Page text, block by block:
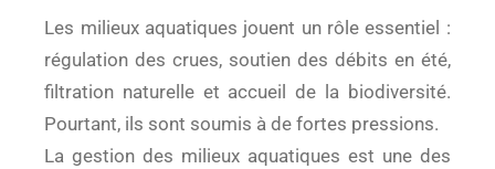
Les milieux aquatiques jouent un rôle essentiel :
régulation des crues, soutien des débits en été,
filtration naturelle et accueil de la biodiversité.
Pourtant, ils sont soumis à de fortes pressions.
La gestion des milieux aquatiques est une des